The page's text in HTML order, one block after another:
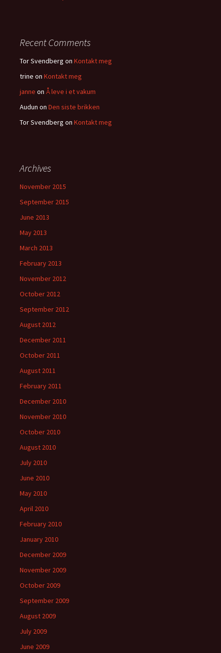
Recent Comments
Tor Svendberg on Kontakt meg
trine on Kontakt meg
janne on Å leve i et vakum
Audun on Den siste brikken
Tor Svendberg on Kontakt meg
Archives
November 2015
September 2015
June 2013
May 2013
March 2013
February 2013
November 2012
October 2012
September 2012
August 2012
December 2011
October 2011
August 2011
February 2011
December 2010
November 2010
October 2010
August 2010
July 2010
June 2010
May 2010
April 2010
February 2010
January 2010
December 2009
November 2009
October 2009
September 2009
August 2009
July 2009
June 2009